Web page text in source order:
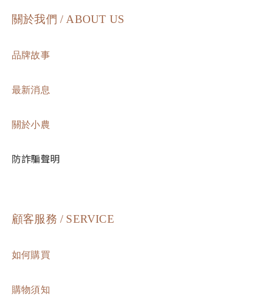
關於我們 / ABOUT US
品牌故事
最新消息
關於小農
防詐騙聲明
顧客服務 / SERVICE
如何購買
購物須知